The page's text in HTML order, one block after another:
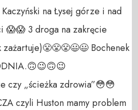
😱😱 3 droga na zakręcie
Bochenek
czy „ścieżka zdrowia”😳😳
czyli Huston mamy problem